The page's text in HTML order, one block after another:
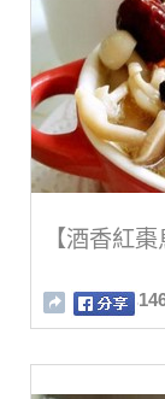
【酒香紅棗